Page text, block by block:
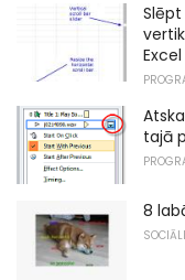
Excel
tajā
8